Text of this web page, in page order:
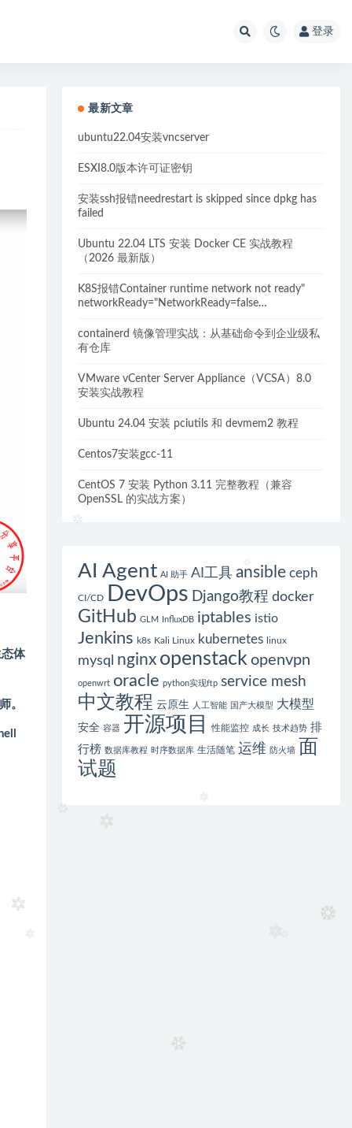
登录
体
。
最新文章
ubuntu22.04安装vncserver
ESXI8.0版本许可证密钥
安装ssh报错needrestart is skipped since dpkg has
failed
Ubuntu 22.04 LTS 安装 Docker CE 实战教程
（2026 最新版）
K8S报错Container runtime network not ready"
networkReady="NetworkReady=false
containerd 镜像管理实战：从基础命令到企业级私
有仓库
VMware vCenter Server Appliance（VCSA）8.0
安装实战教程
Ubuntu 24.04 安装 pciutils 和 devmem2 教程
Centos7安装gcc-11
CentOS 7 安装 Python 3.11 完整教程（兼容
OpenSSL 的实战方案）
AI Agent AI 助手 AI工具 ansible ceph
CI/CD DevOps Django教程 docker
GitHub GLM InfluxDB iptables istio
Jenkins k8s Kali Linux kubernetes linux
mysql nginx openstack openvpn
openwrt oracle python实现ftp service mesh
中文教程 云原生 人工智能 国产大模型 大模型
安全 容器 开源项目 性能监控 成长 技术趋势 排
行榜 数据库教程 时序数据库 生活随笔 运维 防火墙 面
试题